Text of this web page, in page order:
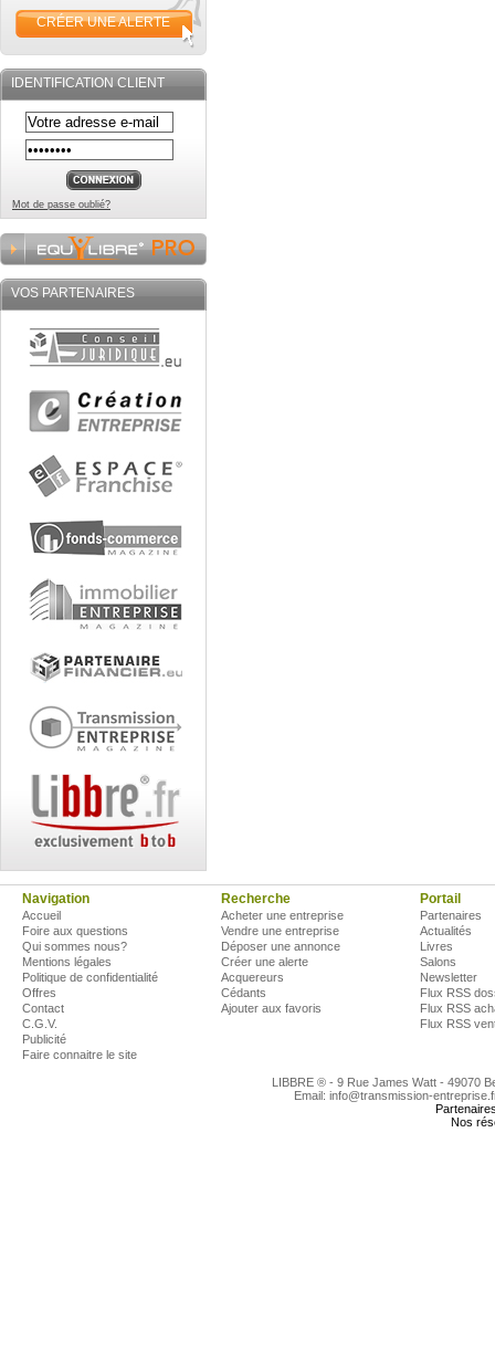
CRÉER UNE ALERTE
IDENTIFICATION CLIENT
Mot de passe oublié?
VOS PARTENAIRES
Navigation
Accueil
Foire aux questions
Qui sommes nous?
Mentions légales
Politique de confidentialité
Offres
Contact
C.G.V.
Publicité
Faire connaitre le site
Recherche
Acheter une entreprise
Vendre une entreprise
Déposer une annonce
Créer une alerte
Acquereurs
Cédants
Ajouter aux favoris
Portail
Partenaires
Actualités
Livres
Salons
Newsletter
Flux RSS
Flux RSS
Flux RSS
LIBBRE ® - 9 Rue James Watt - 49070
Email: info@transmission-
Nos